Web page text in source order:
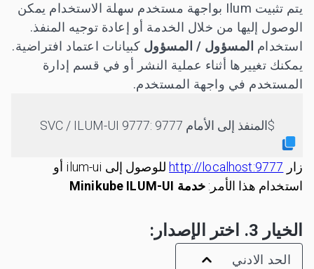
يتم تثبيت Ilum بواجهة مستخدم سهلة الاستخدام يمكن
الوصول إليها من خلال الخدمة أو إعادة توجيه المنفذ.
استخدام المسؤول / المسؤول كبيانات اعتماد افتراضية.
يمكنك تغييرها أثناء عملية النشر أو في قسم إدارة
المستخدم في واجهة المستخدم.
المنفذ إلى الأمام SVC / ILUM-UI 9777: 9777
زار http://localhost:9777
للوصول إلى ilum-ui أو
استخدام هذا الأمر: خدمة Minikube ILUM-UI
الخيار 3. اختر الإصدار:
الحد الادني